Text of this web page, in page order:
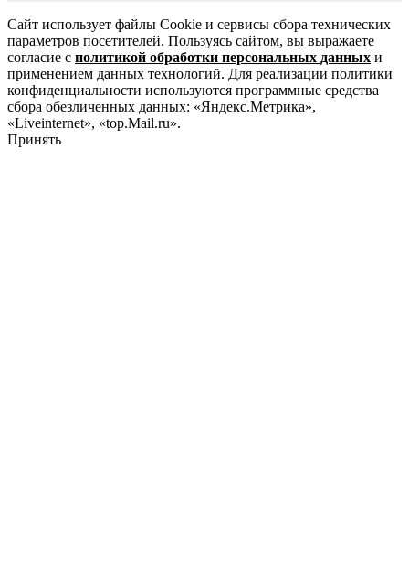
Сайт использует файлы Cookie и сервисы сбора технических
параметров посетителей. Пользуясь сайтом, вы выражаете
согласие с политикой обработки персональных данных и
применением данных технологий. Для реализации политики
конфиденциальности используются программные средства
сбора обезличенных данных: «Яндекс.Метрика»,
«Liveinternet», «top.Mail.ru».
Принять